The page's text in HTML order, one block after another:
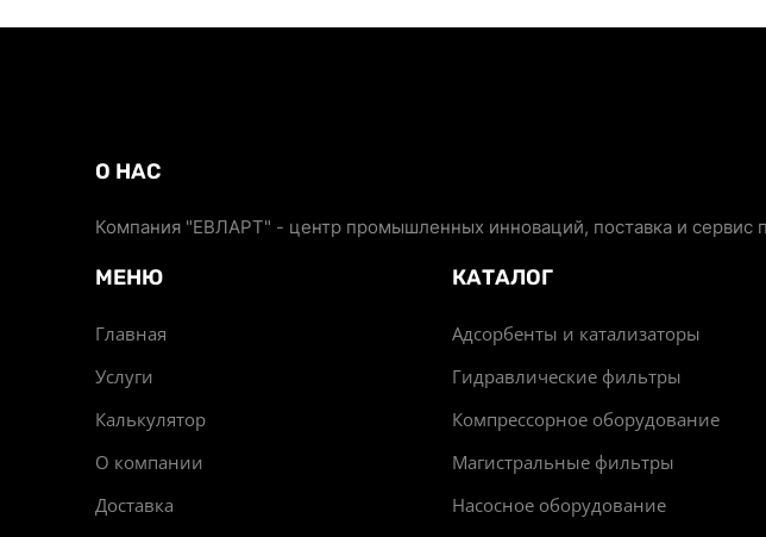
О НАС
Компания "ЕВЛАРТ" - центр промышленных инноваций, поставка и сервис
МЕНЮ
Главная
Услуги
Калькулятор
О компании
Доставка
КАТАЛОГ
Адсорбенты и катализаторы
Гидравлические фильтры
Компрессорное оборудование
Магистральные фильтры
Насосное оборудование